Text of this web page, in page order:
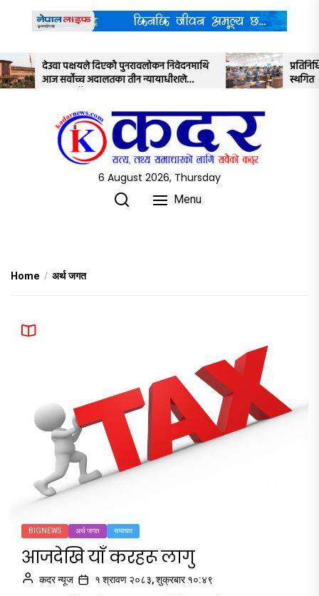
contentनिवेदनमाथि
न्यायाधीशले
प्रतिनिधिसभाको बैठक साउन २२ गतेसम्मका
स्थगित
6 August 2026, Thursday
Menu
Home अर्थ जगत
BIGNEWS अर्थ जगत समाचार
आजदेखि याँ करहरू लागु
कदर न्यूज १ श्रावण २०८३, शुक्रबार १०:४९